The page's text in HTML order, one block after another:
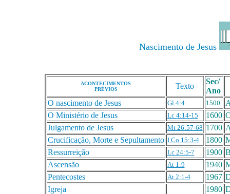
Nascimento de Jesus
ACONTECIMENTOS
PRÉVIOS
Texto
Sec/
Ano
O nascimento de Jesus
Gl 4:4 1500
O Ministério de Jesus
Lc 4:14-15 1600
Julgamento de Jesus
Mt 26:57-68 1700
Crucificação, Morte e Sepultamento I Co 15:3-4 1800
Ressurreição
Lc 24:5-7 1900
Ascensão
At 1:9 1940
Pentecostes
At 2:1-4 1967
Igreja
1980